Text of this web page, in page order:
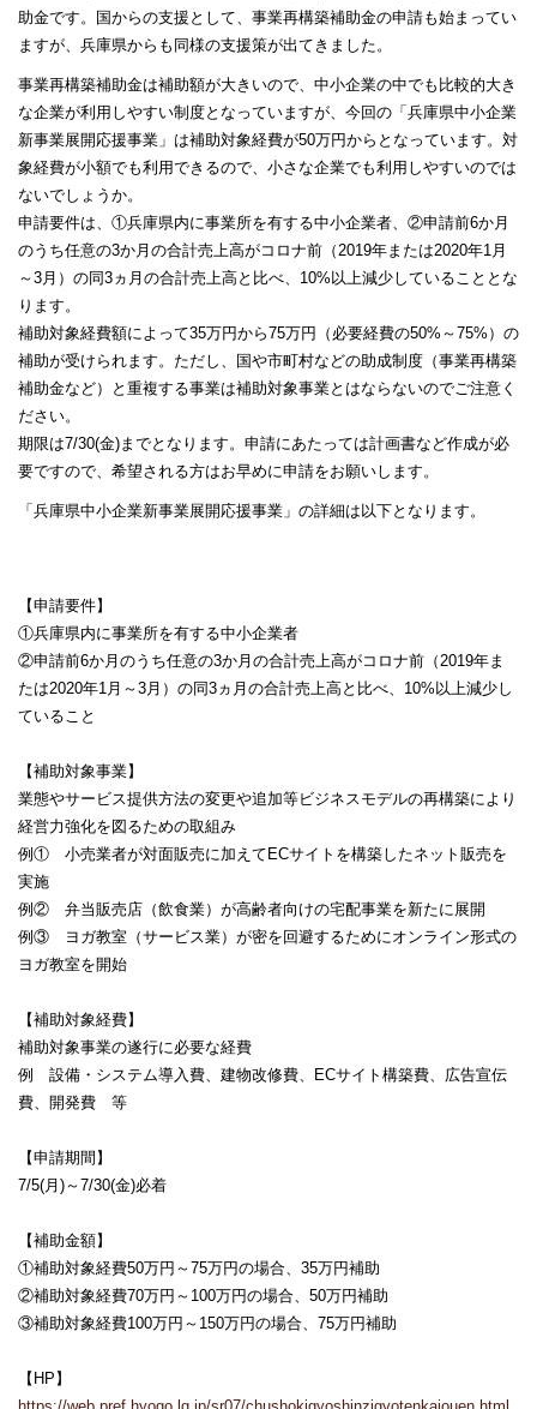
助金です。国からの支援として、事業再構築補助金の申請も始まってい
ますが、兵庫県からも同様の支援策が出てきました。
事業再構築補助金は補助額が大きいので、中小企業の中でも比較的大き
な企業が利用しやすい制度となっていますが、今回の「兵庫県中小企業
新事業展開応援事業」は補助対象経費が50万円からとなっています。対
象経費が小額でも利用できるので、小さな企業でも利用しやすいのでは
ないでしょうか。
申請要件は、①兵庫県内に事業所を有する中小企業者、②申請前6か月
のうち任意の3か月の合計売上高がコロナ前（2019年または2020年1月
～3月）の同3ヵ月の合計売上高と比べ、10%以上減少していることとな
ります。
補助対象経費額によって35万円から75万円（必要経費の50%～75%）の
補助が受けられます。ただし、国や市町村などの助成制度（事業再構築
補助金など）と重複する事業は補助対象事業とはならないのでご注意く
ださい。
期限は7/30(金)までとなります。申請にあたっては計画書など作成が必
要ですので、希望される方はお早めに申請をお願いします。
「兵庫県中小企業新事業展開応援事業」の詳細は以下となります。
【申請要件】
①兵庫県内に事業所を有する中小企業者
②申請前6か月のうち任意の3か月の合計売上高がコロナ前（2019年ま
たは2020年1月～3月）の同3ヵ月の合計売上高と比べ、10%以上減少し
ていること
【補助対象事業】
業態やサービス提供方法の変更や追加等ビジネスモデルの再構築により
経営力強化を図るための取組み
例① 小売業者が対面販売に加えてECサイトを構築したネット販売を
実施
例② 弁当販売店（飲食業）が高齢者向けの宅配事業を新たに展開
例③ ヨガ教室（サービス業）が密を回避するためにオンライン形式の
ヨガ教室を開始
【補助対象経費】
補助対象事業の遂行に必要な経費
例 設備・システム導入費、建物改修費、ECサイト構築費、広告宣伝
費、開発費 等
【申請期間】
7/5(月)～7/30(金)必着
【補助金額】
①補助対象経費50万円～75万円の場合、35万円補助
②補助対象経費70万円～100万円の場合、50万円補助
③補助対象経費100万円～150万円の場合、75万円補助
【HP】